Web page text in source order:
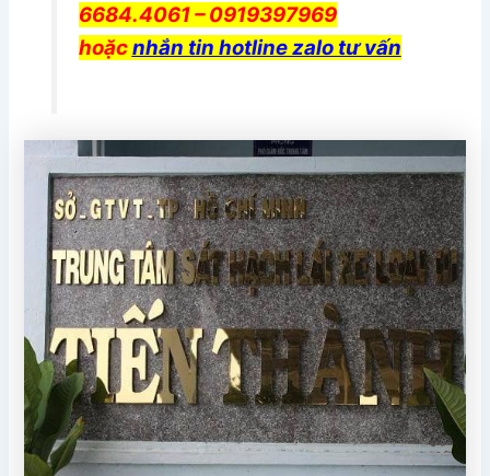
6684.4061 – 0919397969
hoặcnhắn tin hotline zalo tư vấn